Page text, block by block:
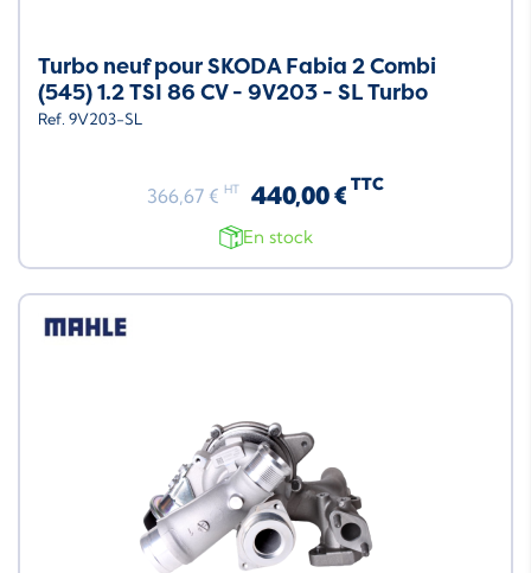
Turbo neuf pour SKODA Fabia 2 Combi
(545) 1.2 TSI 86 CV - 9V203 - SL Turbo
Ref. 9V203-SL
366,67 € HT 440,00 € TTC
En stock